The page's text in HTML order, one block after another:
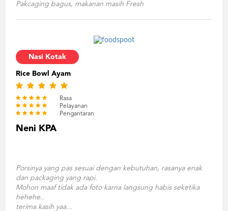
Pakcaging bagus, makanan masih Fresh
Nasi Kotak
Rice Bowl Ayam
Rasa
Pelayanan
Pengantaran
Neni KPA
Porsinya yang pas sesuai dengan kebutuhan, rasanya enak
dan packaging yang rapi.
Mohon maaf tidak ada foto karna langsung habis seketika
hehehe..
terima kasih yaa...